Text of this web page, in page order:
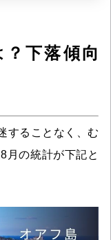
下落傾向
することなく、む
月の統計が下記と